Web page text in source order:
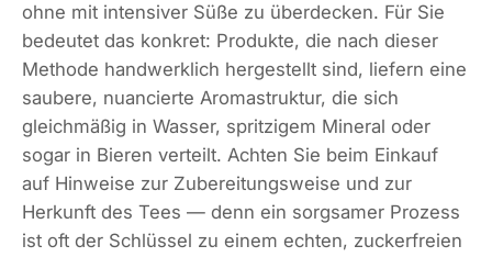
ohne mit intensiver Süße zu überdecken. Für Sie
bedeutet das konkret: Produkte, die nach dieser
Methode handwerklich hergestellt sind, liefern eine
saubere, nuancierte Aromastruktur, die sich
gleichmäßig in Wasser, spritzigem Mineral oder
sogar in Bieren verteilt. Achten Sie beim Einkauf
auf Hinweise zur Zubereitungsweise und zur
Herkunft des Tees — denn ein sorgsamer Prozess
ist oft der Schlüssel zu einem echten, zuckerfreien